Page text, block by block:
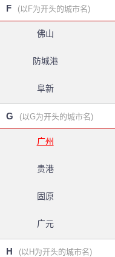
F (以F为开头的城市名)
佛山
防城港
阜新
G (以G为开头的城市名)
广州
贵港
固原
广元
H (以H为开头的城市名)